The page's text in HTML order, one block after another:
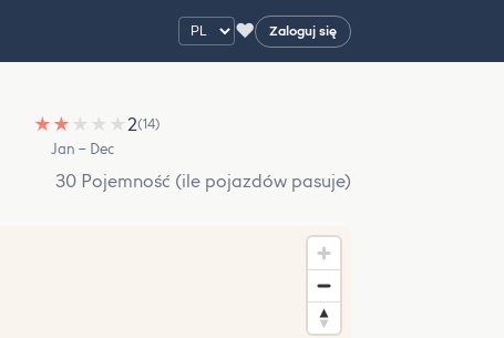
♥ Zaloguj się
★ ★ ★ ★ ★2(14)
Jan – Dec
30 Pojemność (ile pojazdów pasuje)